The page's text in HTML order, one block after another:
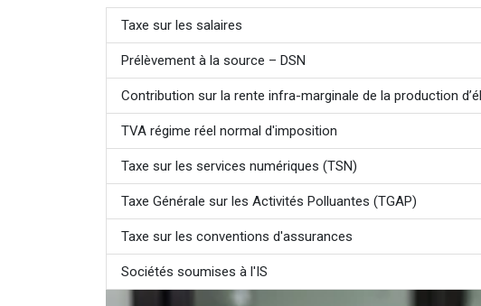
Taxe sur les salaires
Prélèvement à la source – DSN
Contribution sur la rente infra-marginale de la production
TVA régime réel normal d'imposition
Taxe sur les services numériques (TSN)
Taxe Générale sur les Activités Polluantes (TGAP)
Taxe sur les conventions d'assurances
Sociétés soumises à l'IS